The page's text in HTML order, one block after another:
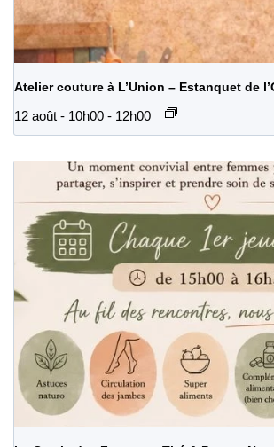
Atelier couture à L’Union – Estanquet de
12 août - 10h00 - 12h00